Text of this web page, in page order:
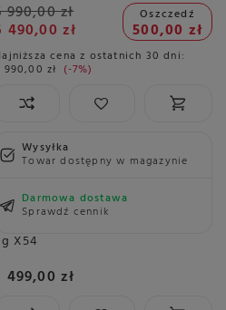
990,00 zł
490,00 zł
Oszczedź
500,00 zł
cena z ostatnich 30 dni:
990,00 zł -7%
Wysyłka
Towar dostępny w magazynie
Darmowa dostawa
Sprawdź cennik
X54
499,00 zł